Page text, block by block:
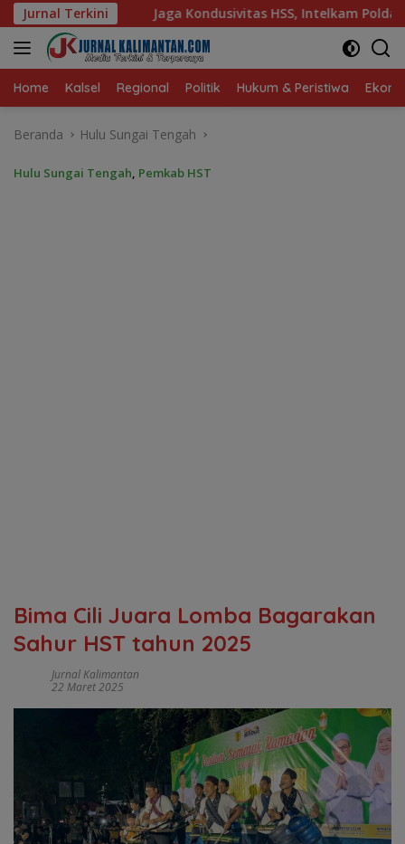
Langsung
ke
konten
Jurnal Terkini
HSS, Intelkam Polda Kalsel Dorong Persatuan dan
Home Kalsel Regional Politik Hukum & Peristiwa
Beranda Hulu Sungai Tengah
Hulu Sungai Tengah, Pemkab HST
Bima Cili Juara Lomba Bagarakan
Sahur HST tahun 2025
Jurnal Kalimantan
22 Maret 2025